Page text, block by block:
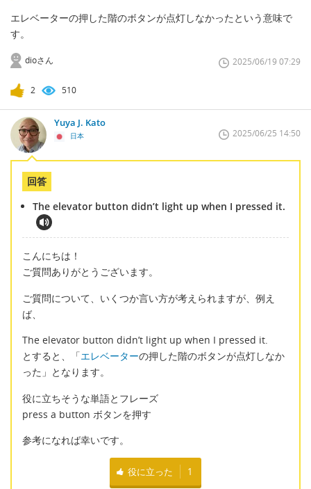
エレベーターの押した階のボタンが点灯しなかったという意味で
す。
dioさん 2025/06/19 07:29
2 510
Yuya J. Kato
日本 2025/06/25 14:50
回答
The elevator button didn’t light up when I pressed it.
こんにちは！
ご質問ありがとうございます。
ご質問について、いくつか言い方が考えられますが、例え
ば、
The elevator button didn’t light up when I pressed it.
とすると、「エレベーターの押した階のボタンが点灯しなか
った」となります。
役に立ちそうな単語とフレーズ
press a button ボタンを押す
参考になれば幸いです。
役に立った 1